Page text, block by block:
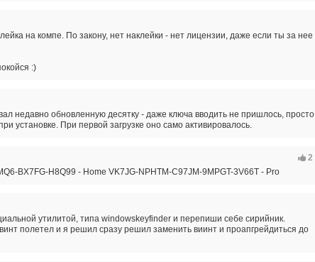
на компе. По закону, нет наклейки - нет лицензии, даже если ты за нее
:)
недавно обновленную десятку - даже ключа вводить не пришлось, просто
установке. При первой загрузке оно само активировалось.
2
BX7FG-H8Q99 - Home VK7JG-NPHTM-C97JM-9MPGT-3V66T - Pro
утилитой, типа windowskeyfinder и перепиши себе сирийник.
полетел и я решил сразу решил заменить виинт и проапгрейдиться до